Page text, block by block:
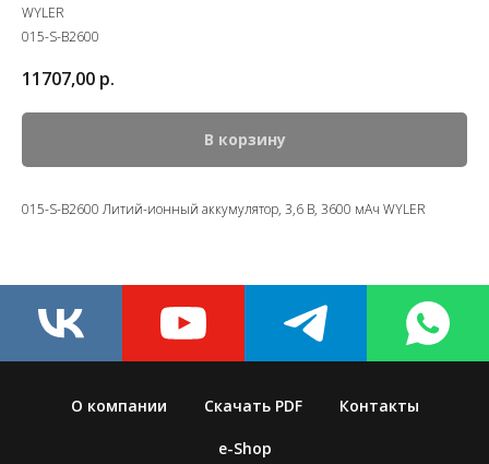
WYLER
015-S-B2600
11707,00 р.
В корзину
015-S-B2600 Литий-ионный аккумулятор, 3,6 В, 3600 мАч WYLER
О компании Скачать PDF Контакты
e-Shop